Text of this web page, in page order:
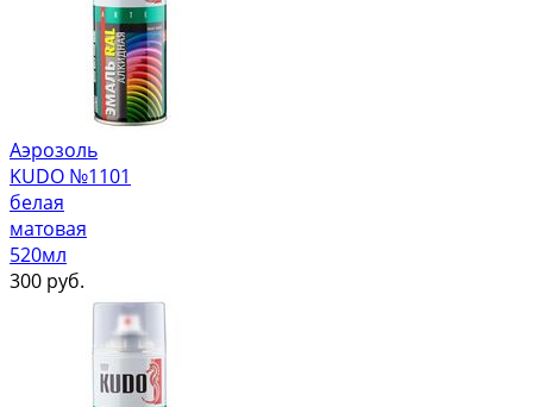
Аэрозоль
KUDO №1101
белая
матовая
520мл
300 руб.